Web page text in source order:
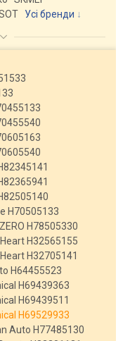
Усі бренди
H70505133
H78505330
H32565155
H32705141
H64455523
H69439363
H69439511
H69529933
Auto H77485130